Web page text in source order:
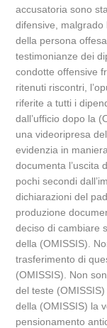
accusatoria sono
difensive,
della persona
testimonianze dei
condotte offensive
ritenuti riscontri,
riferite a tutti i
dall’ufficio dopo la
una videoripresa
evidenzia in
documenta l’uscita
pochi secondi
dichiarazioni del
produzione
deciso di cambiare
della (OMISSIS).
trasferimento di
(OMISSIS). Non
del teste
della (OMISSIS) la
pensionamento